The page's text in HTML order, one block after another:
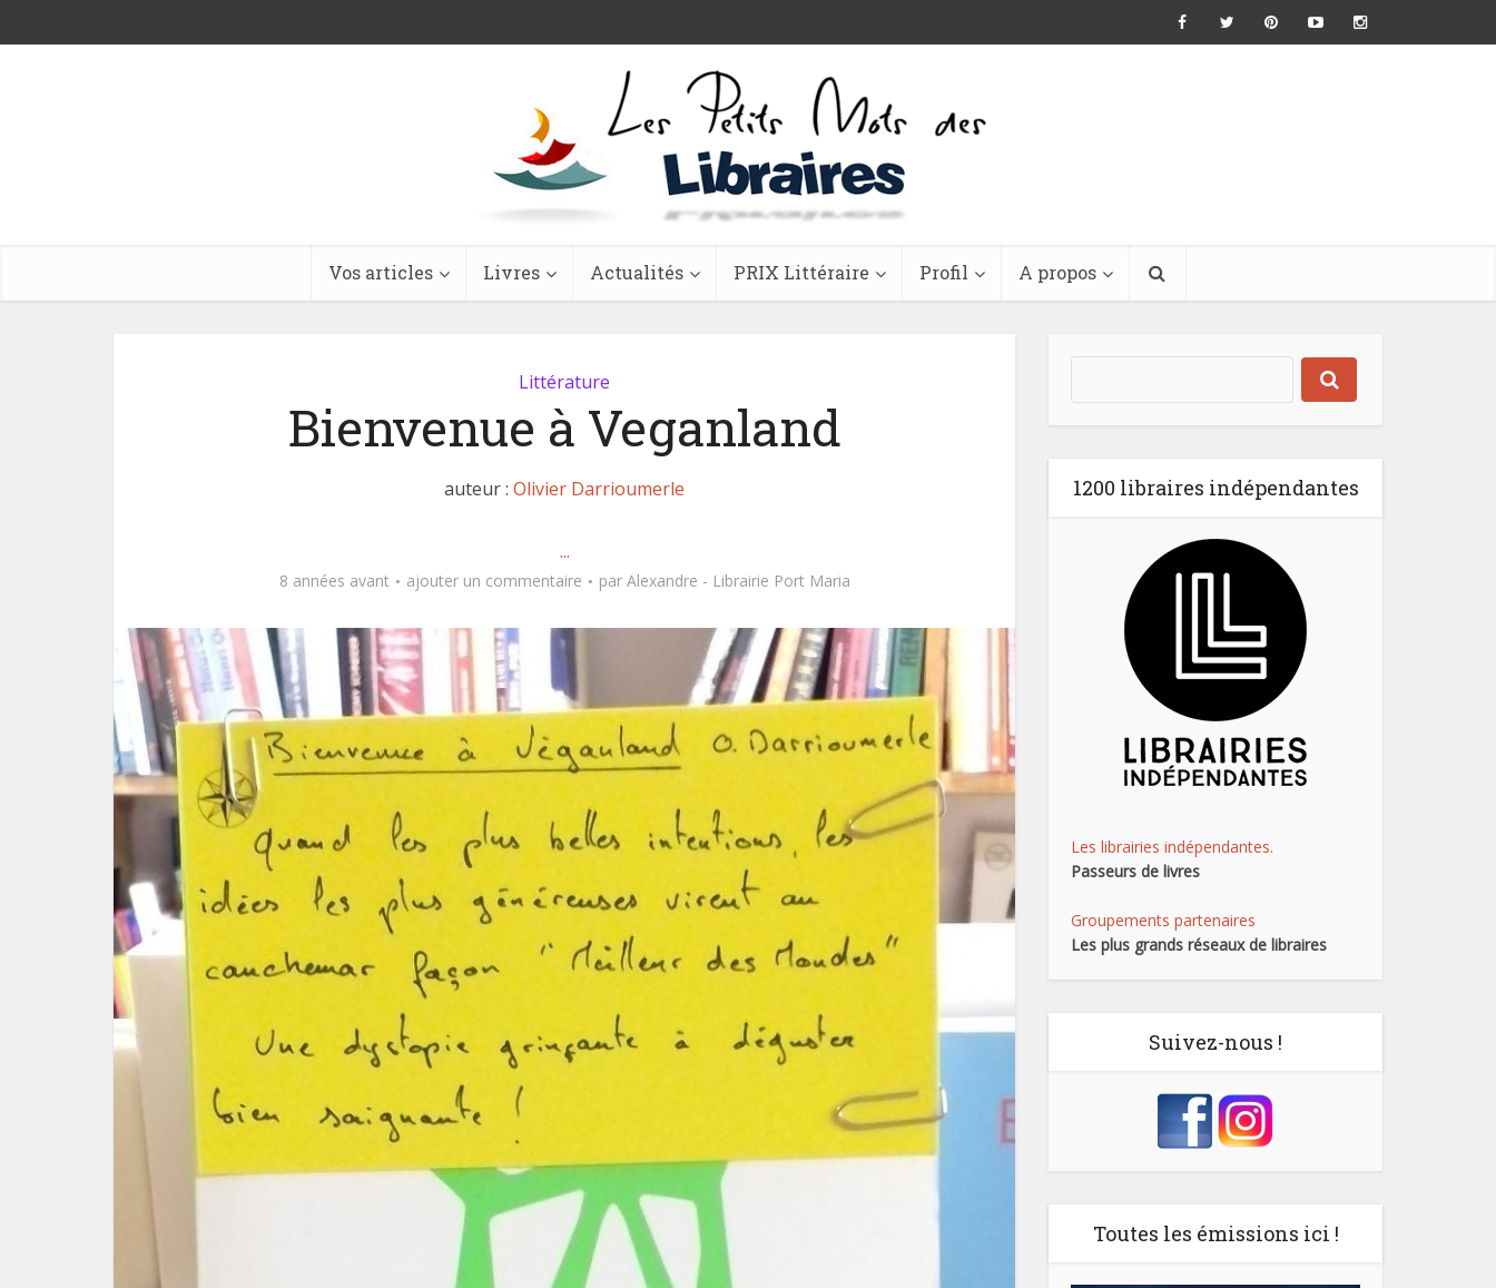
Vos articles Livres Actualités PRIX Littéraire Profil A propos
Littérature
Bienvenue à Veganland
auteur : Olivier Darrioumerle
...
8 années avant ajouter un commentaire par Alexandre - Librairie Port Maria
1200 libraires indépendantes
Les librairies indépendantes.
Passeurs de livres
Groupements partenaires
Les plus grands réseaux de libraires
Suivez-nous !
Toutes les émissions ici !